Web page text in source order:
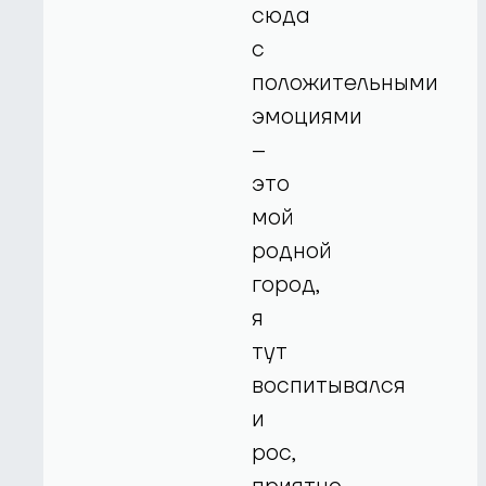
сюда
с
положительными
эмоциями
–
это
мой
родной
город,
я
тут
воспитывался
и
рос,